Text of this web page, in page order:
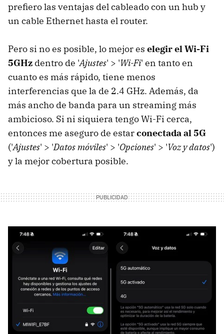
prefiero las ventajas del cableado con un hub y
un cable Ethernet hasta el router.
Pero si no es posible, lo mejor es elegir el Wi-Fi
5GHz dentro de 'Ajustes' > 'Wi-Fi' en tanto en
cuanto es más rápido, tiene menos
interferencias que la de 2.4 GHz. Además, da
más ancho de banda para un streaming más
ambicioso. Si ni siquiera tengo Wi-Fi cerca,
entonces me aseguro de estarconectada al 5G
('Ajustes' > 'Datos móviles' > 'Opciones' > 'Voz y datos')
y la mejor cobertura posible.